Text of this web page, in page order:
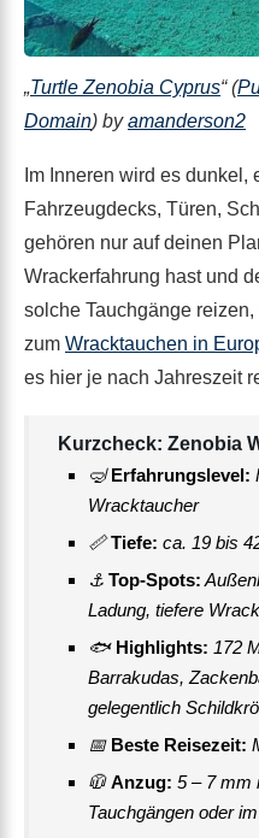
„Turtle Zenobia Cyprus“ (
Domain) byamanderson2
Im Inneren wird es
Fahrzeugdecks, Türen,
gehören nur auf deinen
Wrackerfahrung hast und
solche Tauchgänge
zum Wracktauchen in
es hier je nach Jahreszeit
Kurzcheck: Zenobia
🤿Erfahrungslevel:
Wracktaucher
📏Tiefe: ca. 19 bis
⚓ Top-Spots:
Ladung, tiefere
🐟 Highlights: 172
Barrakudas,
gelegentlich
📅 Beste Reisezeit:
🧥Anzug: 5 – 7 mm
Tauchgängen oder